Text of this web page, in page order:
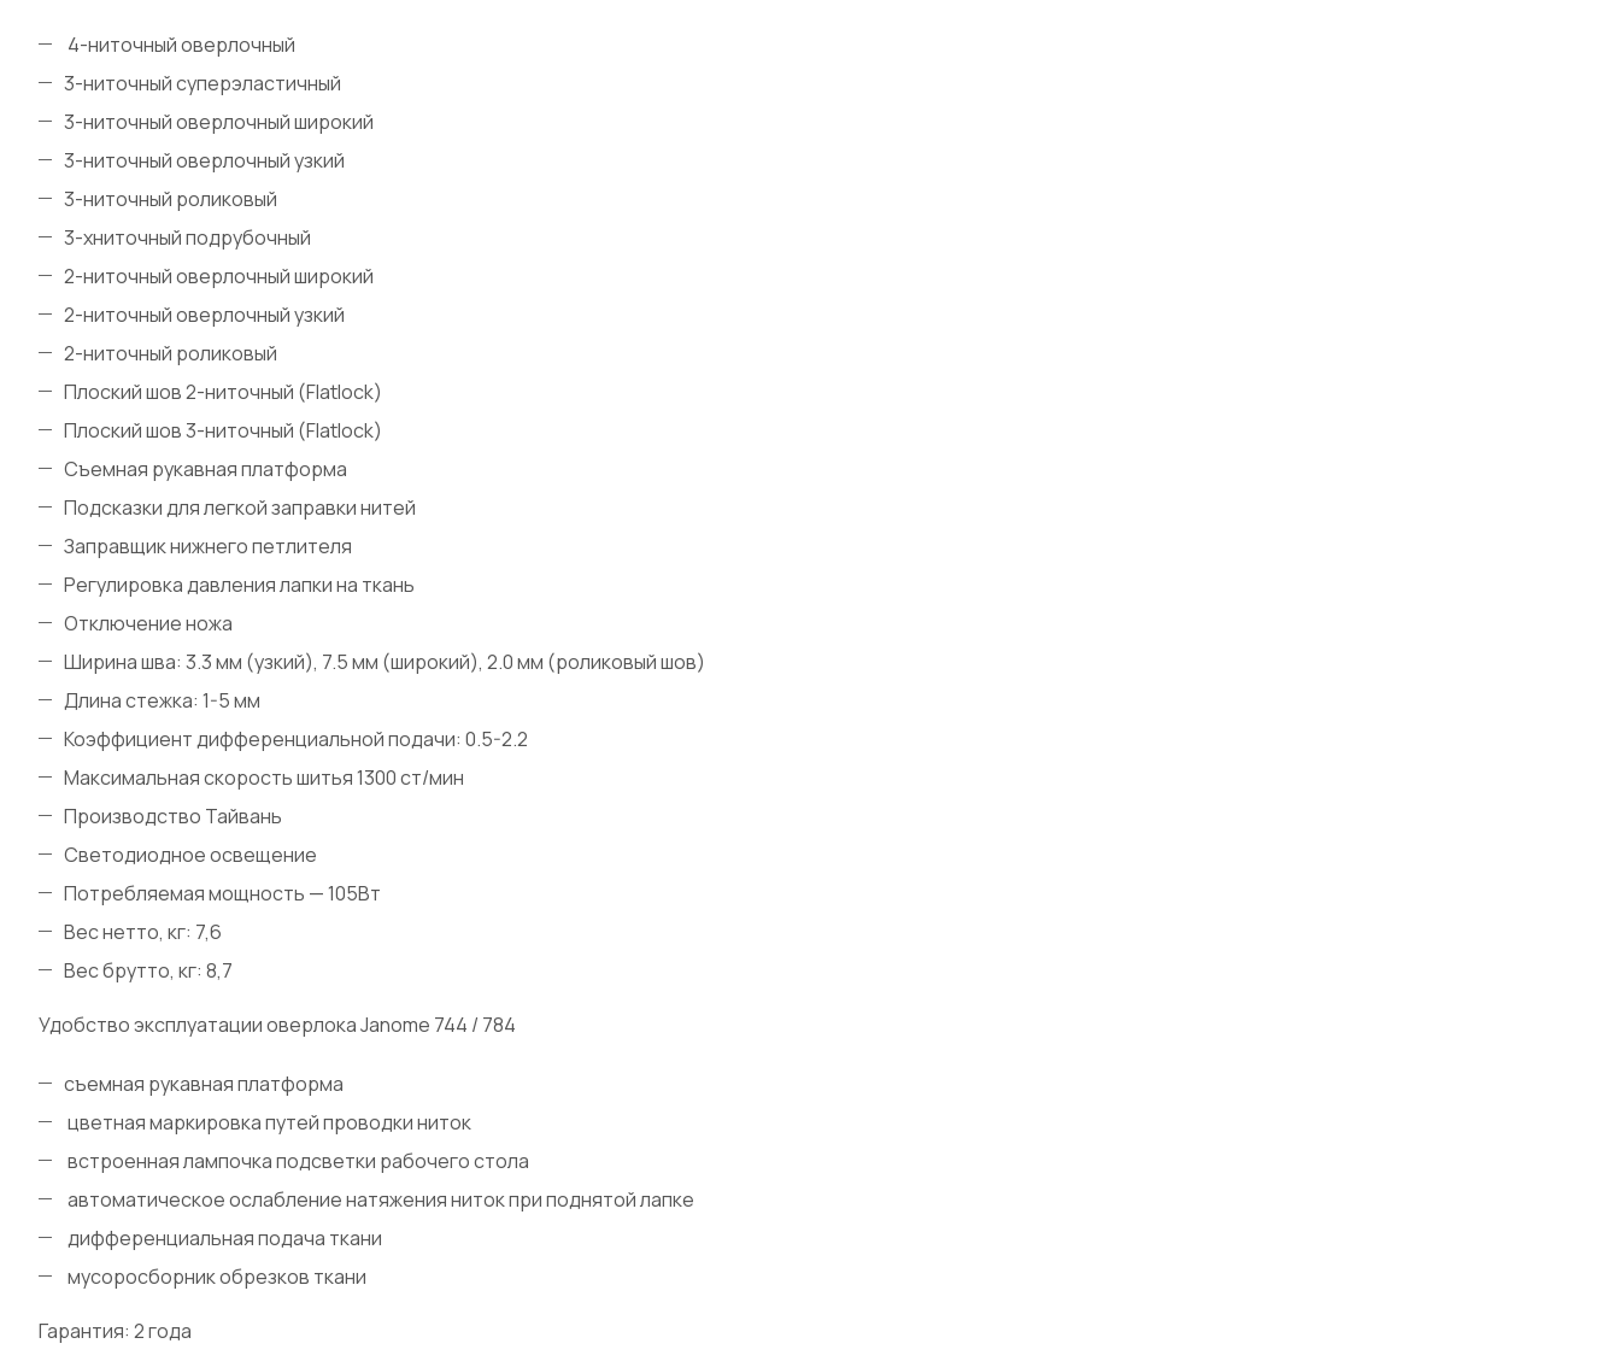
4-ниточный оверлочный
3-ниточный суперэластичный
3-ниточный оверлочный широкий
3-ниточный оверлочный узкий
3-ниточный роликовый
3-хниточный подрубочный
2-ниточный оверлочный широкий
2-ниточный оверлочный узкий
2-ниточный роликовый
Плоский шов 2-ниточный (Flatlock)
Плоский шов 3-ниточный (Flatlock)
Съемная рукавная платформа
Подсказки для легкой заправки нитей
Заправщик нижнего петлителя
Регулировка давления лапки на ткань
Отключение ножа
Ширина шва: 3.3 мм (узкий), 7.5 мм (широкий), 2.0 мм (роликовый шов)
Длина стежка: 1-5 мм
Коэффициент дифференциальной подачи: 0.5-2.2
Максимальная скорость шитья 1300 ст/мин
Производство Тайвань
Светодиодное освещение
Потребляемая мощность — 105Вт
Вес нетто, кг: 7,6
Вес брутто, кг: 8,7
Удобство эксплуатации оверлока Janome 744 / 784
съемная рукавная платформа
цветная маркировка путей проводки ниток
встроенная лампочка подсветки рабочего стола
автоматическое ослабление натяжения ниток при поднятой лапке
дифференциальная подача ткани
мусоросборник обрезков ткани
Гарантия: 2 года